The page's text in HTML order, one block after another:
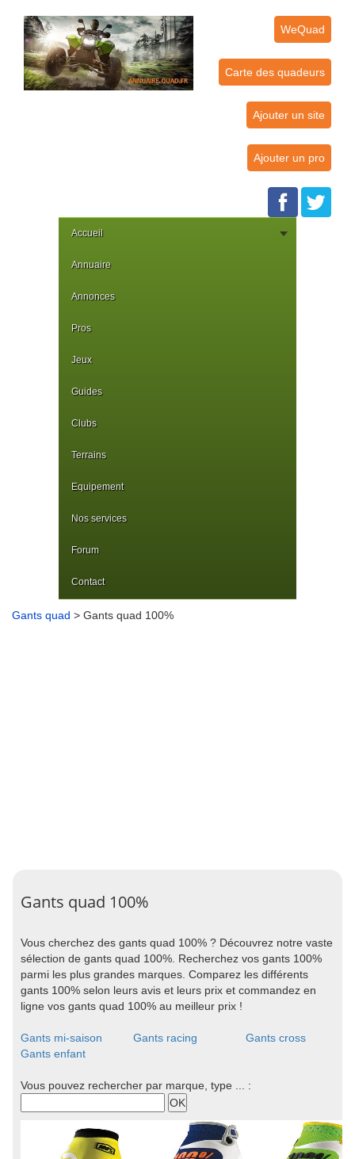
WeQuad
Carte des quadeurs
Ajouter un site
Ajouter un pro
Accueil
Annuaire
Annonces
Pros
Jeux
Guides
Clubs
Terrains
Equipement
Nos services
Forum
Contact
Gants quad > Gants quad 100%
Gants quad 100%
Vous cherchez des gants quad 100% ? Découvrez notre vaste
sélection de gants quad 100%. Recherchez vos gants 100%
parmi les plus grandes marques. Comparez les différents
gants 100% selon leurs avis et leurs prix et commandez en
ligne vos gants quad 100% au meilleur prix !
Gants mi-saison Gants racing
Gants cross
Gants enfant
Vous pouvez rechercher par marque, type ... :